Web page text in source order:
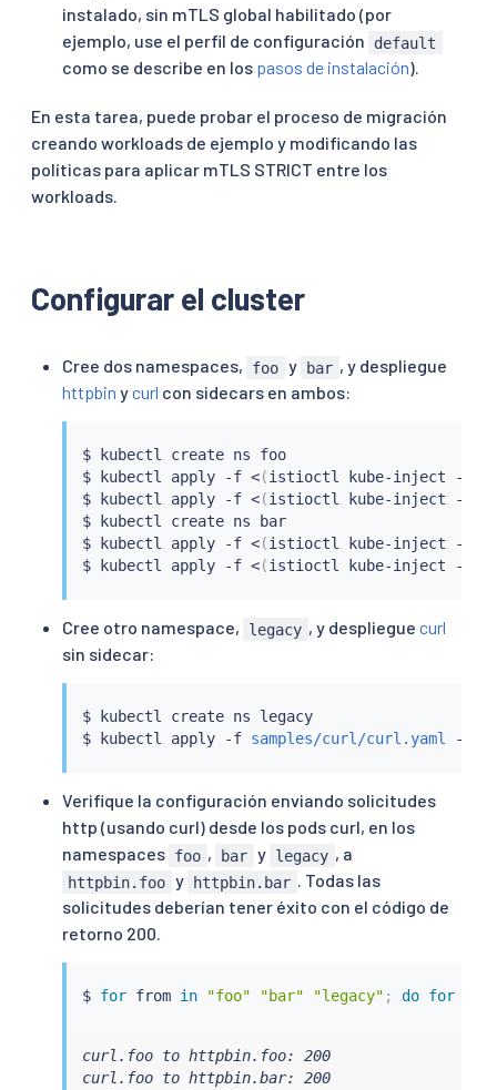
instalado, sin mTLS global habilitado (por
ejemplo, use el perfil de configuración
default
como se describe en los pasos de instalación).
En esta tarea, puede probar el proceso de migración
creando workloads de ejemplo y modificando las
políticas para aplicar mTLS STRICT entre los
workloads.
Configurar el cluster
Cree dos namespaces, foo y bar , y despliegue
httpbin ycurl con sidecars en ambos:
$ kubectl create ns foo
$
kubectl apply -f <(istioctl kube-inject -f
$
kubectl apply -f <(istioctl kube-inject -f
$
kubectl create ns bar
$
kubectl apply -f <(istioctl kube-inject -f
$
kubectl apply -f <(istioctl kube-inject -f
Cree otro namespace, legacy , y despliegue curl
sin sidecar:
$ kubectl create ns legacy
$
kubectl apply -f samples/curl/curl.yaml
Verifique la configuración enviando solicitudes
http (usando curl) desde los pods curl, en los
namespaces foo , bar y legacy , a
httpbin.foo y httpbin.bar . Todas las
solicitudes deberían tener éxito con el código de
retorno 200.
$ for from in "foo" "bar" "legacy" ; do for to
curl.foo to httpbin.foo: 200
curl.foo to httpbin.bar: 200